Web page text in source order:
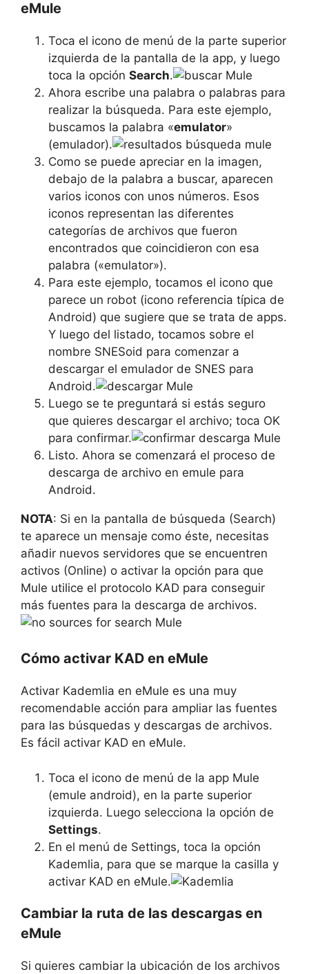
eMule
Toca el icono de menú de la parte superior
izquierda de la pantalla de la app, y luego
toca la opción Search.
Ahora escribe una palabra o palabras para
realizar la búsqueda. Para este ejemplo,
buscamos la palabra «emulator»
(emulador).
Como se puede apreciar en la imagen,
debajo de la palabra a buscar, aparecen
varios iconos con unos números. Esos
iconos representan las diferentes
categorías de archivos que fueron
encontrados que coincidieron con esa
palabra («emulator»).
Para este ejemplo, tocamos el icono que
parece un robot (icono referencia típica de
Android) que sugiere que se trata de apps.
Y luego del listado, tocamos sobre el
nombre SNESoid para comenzar a
descargar el emulador de SNES para
Android.
Luego se te preguntará si estás seguro
que quieres descargar el archivo; toca OK
para confirmar.
Listo. Ahora se comenzará el proceso de
descarga de archivo en emule para
Android.
NOTA: Si en la pantalla de búsqueda (Search)
te aparece un mensaje como éste, necesitas
añadir nuevos servidores que se encuentren
activos (Online) o activar la opción para que
Mule utilice el protocolo KAD para conseguir
más fuentes para la descarga de archivos.
Cómo activar KAD en eMule
Activar Kademlia en eMule es una muy
recomendable acción para ampliar las fuentes
para las búsquedas y descargas de archivos.
Es fácil activar KAD en eMule.
Toca el icono de menú de la app Mule
(emule android), en la parte superior
izquierda. Luego selecciona la opción de
Settings.
En el menú de Settings, toca la opción
Kademlia, para que se marque la casilla y
activar KAD en eMule.
Cambiar la ruta de las descargas en
eMule
Si quieres cambiar la ubicación de los archivos